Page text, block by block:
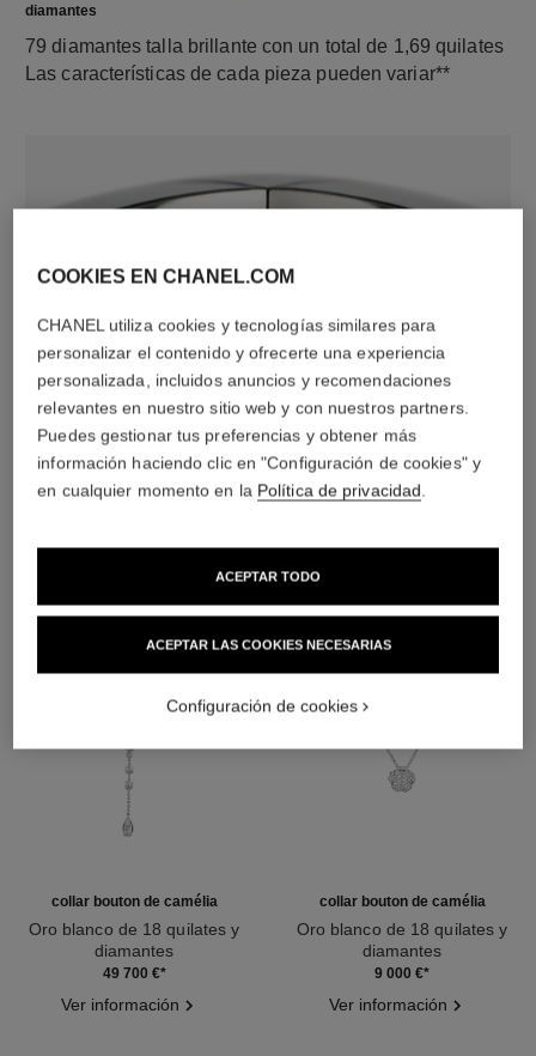
diamantes
79 diamantes talla brillante con un total de 1,69 quilates
Las características de cada pieza pueden variar**
Oro blanco de 18 quilates
DESCUBRA TAMBIÉN
collar bouton de camélia
Oro blanco de 18 quilates y
diamantes
Ref. J1205849 700 €*
Ver información
collar bouton de camélia
Oro blanco de 18 quilates y
diamantes
9 000 €*
Ver información
COOKIES EN CHANEL.COM
CHANEL utiliza cookies y tecnologías similares para
personalizar el contenido y ofrecerte una experiencia
personalizada, incluidos anuncios y recomendaciones
relevantes en nuestro sitio web y con nuestros partners.
Puedes gestionar tus preferencias y obtener más
información haciendo clic en "Configuración de cookies" y
en cualquier momento en la Política de privacidad.
ACEPTAR LAS COOKIES NECESARIAS
ACEPTAR TODO
Configuración de cookies